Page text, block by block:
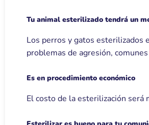
Tu animal esterilizado tendrá un
Los perros y gatos esterilizados
problemas de agresión,
Es en procedimiento económico
El costo de la esterilización será